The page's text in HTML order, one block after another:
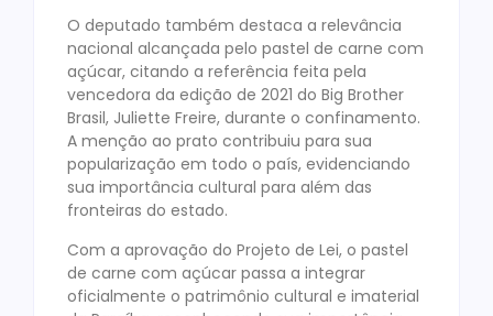
O deputado também destaca a relevância
nacional alcançada pelo pastel de carne com
açúcar, citando a referência feita pela
vencedora da edição de 2021 do Big Brother
Brasil, Juliette Freire, durante o confinamento.
A menção ao prato contribuiu para sua
popularização em todo o país, evidenciando
sua importância cultural para além das
fronteiras do estado.
Com a aprovação do Projeto de Lei, o pastel
de carne com açúcar passa a integrar
oficialmente o patrimônio cultural e imaterial